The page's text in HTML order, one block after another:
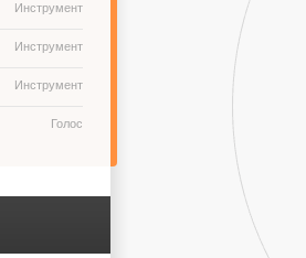
Инструмент
Инструмент
Инструмент
Голос